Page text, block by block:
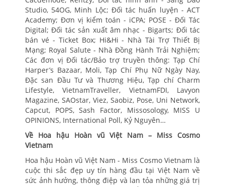
Studio, 54OG, Minh Lộc; Đối tác huấn luyện - ACT
Academy; Đơn vị kiểm toán - iCPA; POSE - Đối Tác
Digital; Đối tác sản xuất âm nhạc - Bigarts; Đối tác
bán vé - Ticket Box; Hi&Hi - Nhà Tài Trợ Thiết Bị
Mạng; Royal Salute - Nhà Đồng Hành Trải Nghiệm;
Các đơn vị Đối tác/Bảo trợ truyền thông: Tạp Chí
Harper’s Bazaar, Moli, Tạp Chí Phụ Nữ Ngày Nay,
Đặc san Đầu Tư và Thương Hiệu, Tạp chí Charm
Lifestyle, VietnamTraveller, VietnamFDI, Lavyon
Magazine, SAOstar, Viez, Saobiz, Pose, Uni Network,
Capcut, POPS, Sash Factor, Missosology, MISS U
OPINIONS, International Poll, Kỷ Nguyên…
Về Hoa hậu Hoàn vũ Việt Nam – Miss Cosmo
Vietnam
Hoa hậu Hoàn vũ Việt Nam - Miss Cosmo Vietnam là
cuộc thi sắc đẹp uy tín hàng đầu tại Việt Nam về
sức ảnh hưởng, thông điệp và lan tỏa những giá trị